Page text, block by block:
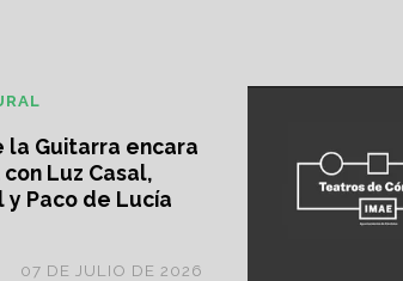
la Guitarra encara
Luz Casal,
y Paco de Lucía
07 DE JULIO DE 2026